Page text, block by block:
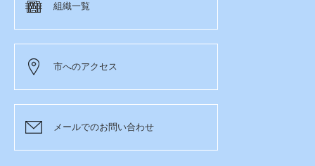
組織一覧
市へのアクセス
メールでのお問い合わせ